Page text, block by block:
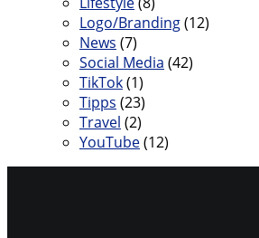
Logo/Branding(12)
News (7)
Social Media (42)
TikTok(1)
Tipps (23)
Travel (2)
YouTube(12)